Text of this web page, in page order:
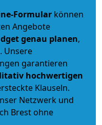
Formular können
Angebote
genau planen,
Unsere
garantieren
hochwertigen
Klauseln.
Netzwerk und
Brest ohne